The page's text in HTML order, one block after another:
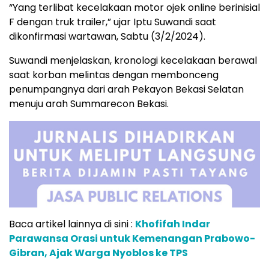
“Yang terlibat kecelakaan motor ojek online berinisial
F dengan truk trailer,” ujar Iptu Suwandi saat
dikonfirmasi wartawan, Sabtu (3/2/2024).
Suwandi menjelaskan, kronologi kecelakaan berawal
saat korban melintas dengan membonceng
penumpangnya dari arah Pekayon Bekasi Selatan
menuju arah Summarecon Bekasi.
Baca artikel lainnya di sini : Khofifah Indar
Parawansa Orasi untuk Kemenangan Prabowo-
Gibran, Ajak Warga Nyoblos ke TPS